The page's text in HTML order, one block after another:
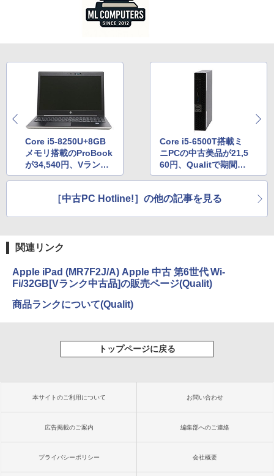
Core i5-8250U+8GB
メモリ搭載のProBook
が34,540円、Vランク
中古品がQualitでセー
Core i5-6500T搭載ミ
ニPCの中古美品が21,5
60円、Qualitで期間限
定セール
［中古PC Hotline!］の他の記事を見る
関連リンク
Apple iPad (MR7F2J/A) Apple 中古 第6世代 Wi-
Fi/32GB[Vランク中古品]の販売ページ(Qualit)
商品ランクについて(Qualit)
トップページに戻る
本サイトのご利用について お問い合わせ
広告掲載のご案内 編集部へのご連絡
プライバシーポリシー 会社概要